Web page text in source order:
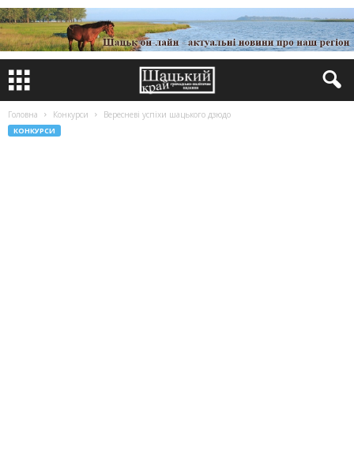
Головна Конкурси Вересневі успіхи шацького дзюдо
КОНКУРСИ